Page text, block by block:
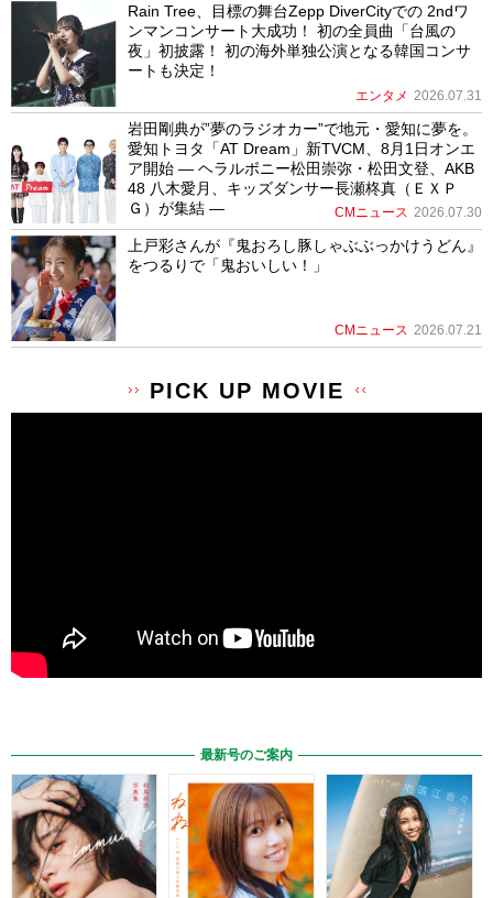
Rain Tree、目標の舞台Zepp DiverCityでの 2ndワ
ンマンコンサート大成功！ 初の全員曲「台風の
夜」初披露！ 初の海外単独公演となる韓国コンサ
ートも決定！
エンタメ 2026.07.31
岩田剛典が”夢のラジオカー”で地元・愛知に夢を。
愛知トヨタ「AT Dream」新TVCM、8月1日オンエ
ア開始 ― ヘラルボニー松田崇弥・松田文登、AKB
48 八木愛月、キッズダンサー長瀬柊真（ＥＸＰ
Ｇ）が集結 ―
CMニュース 2026.07.30
上戸彩さんが『鬼おろし豚しゃぶぶっかけうどん』
をつるりで「鬼おいしい！」
CMニュース 2026.07.21
PICK UP MOVIE
最新号のご案内